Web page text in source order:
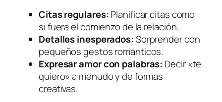
Citas regulares:Planificar citas como
si fuera el comienzo de la relación.
Detalles inesperados:Sorprender con
pequeños gestos románticos.
Expresar amor con palabras: Decir «te
quiero» a menudo y de formas
creativas.